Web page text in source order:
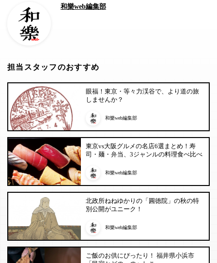
和樂web編集部
担当スタッフのおすすめ
眼福！東京・等々力渓谷で、より道の旅
しませんか？
和樂web編集部
東京vs大阪グルメの名店6選まとめ！寿
司・麺・弁当、3ジャンルの料理食べ比べ
和樂web編集部
北政所ねねゆかりの「圓徳院」の秋の特
別公開がユニーク！
和樂web編集部
ご飯のお供にぴったり！ 福井県小浜市